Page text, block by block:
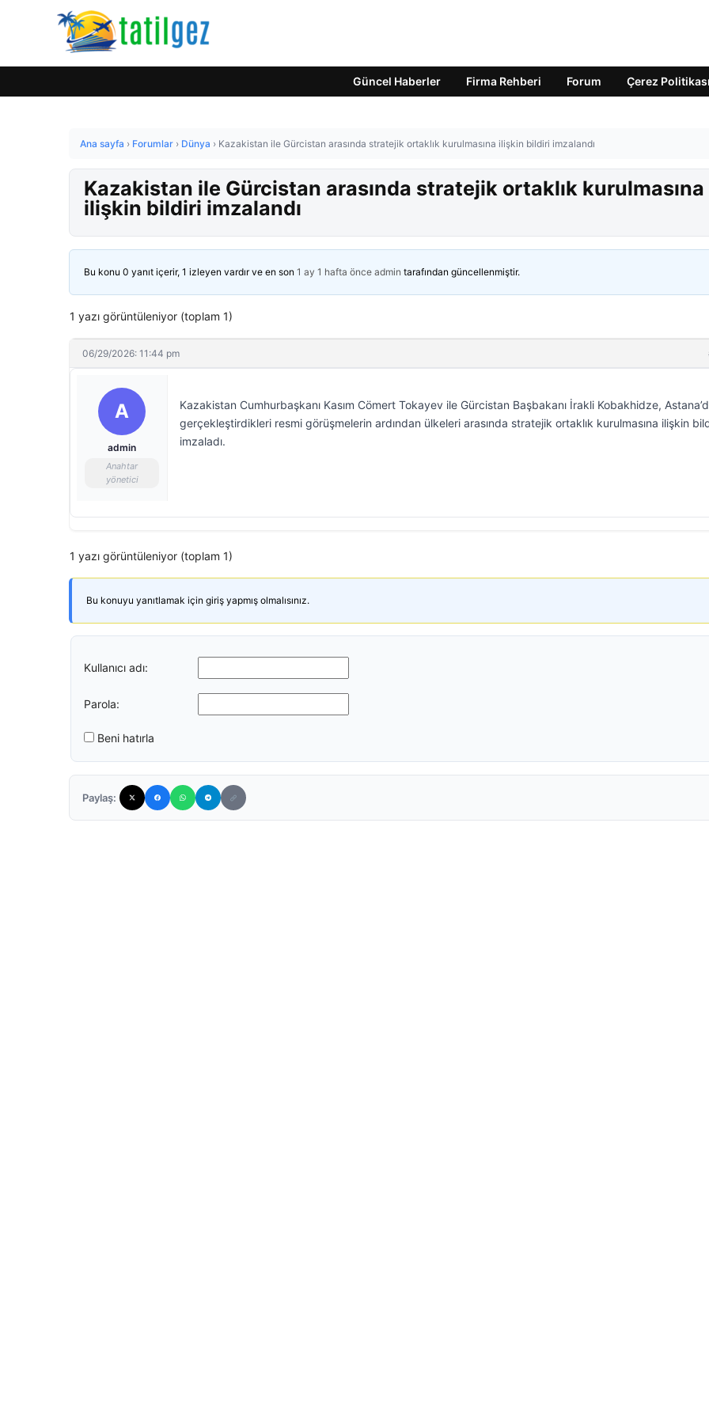
Güncel Haberler Firma Rehberi Forum Çerez Politikası
Ana sayfa › Forumlar › Dünya › Kazakistan ile Gürcistan arasında stratejik ortaklık kurulmasına ilişkin bildiri imzalandı
Kazakistan ile Gürcistan arasında stratejik ortaklık kurulmasına
ilişkin bildiri imzalandı
Bu konu 0 yanıt içerir, 1 izleyen vardır ve en son 1 ay 1 hafta önce admin tarafından güncellenmiştir.
1 yazı görüntüleniyor (toplam 1)
06/29/2026: 11:44 pm
A
admin
Anahtar
yönetici
Kazakistan Cumhurbaşkanı Kasım Cömert Tokayev ile Gürcistan Başbakanı İrakli Kobakhidze,
gerçekleştirdikleri resmi görüşmelerin ardından ülkeleri arasında stratejik ortaklık kurulmasına ilişkin
imzaladı.
1 yazı görüntüleniyor (toplam 1)
Bu konuyu yanıtlamak için giriş yapmış olmalısınız.
Kullanıcı adı:
Parola:
Beni hatırla
Paylaş: